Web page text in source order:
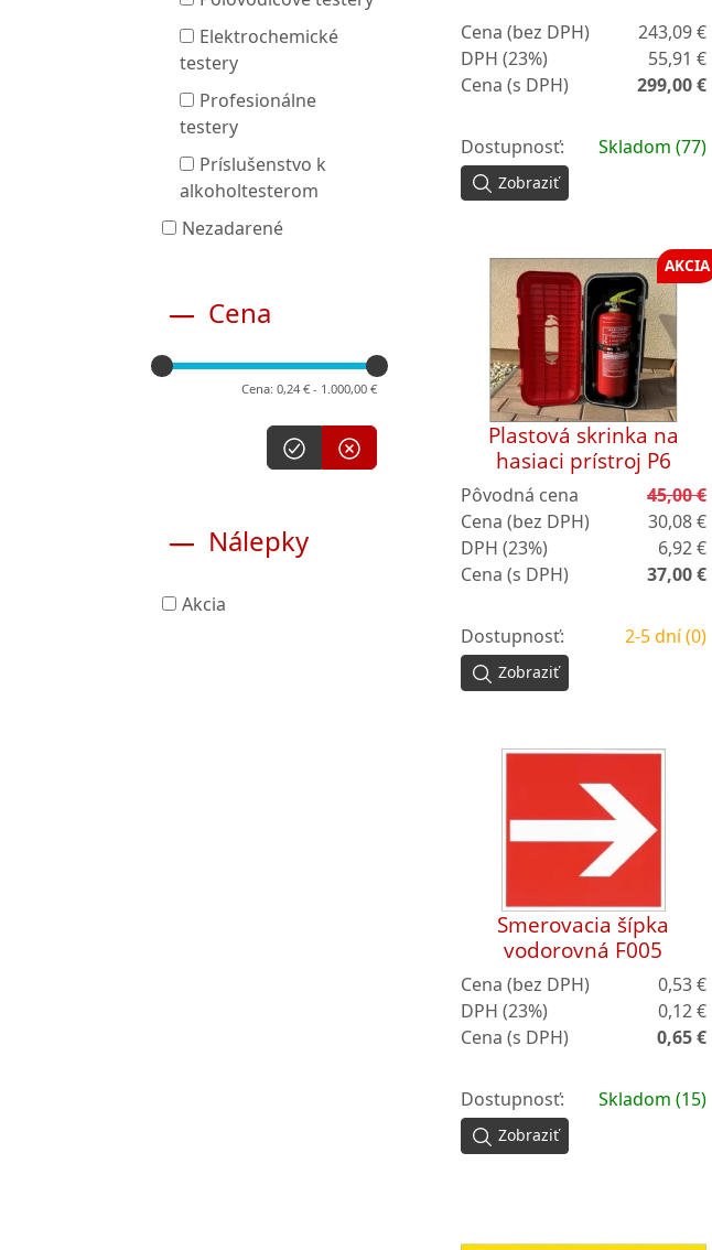
Elektrochemické
testery
Profesionálne
testery
Príslušenstvo k
alkoholtesterom
Nezadarené
Cena
Cena: 0,24 € - 1.000,00 €
Nálepky
Akcia
Cena (bez DPH)
243,09 €
DPH (23%)
55,91 €
Cena (s DPH)
299,00 €
Dostupnosť: Skladom (77)
Zobraziť
AKCIA
Plastová skrinka na
hasiaci prístroj P6
Pôvodná cena
45,00 €
Cena (bez DPH)
30,08 €
DPH (23%)
6,92 €
Cena (s DPH)
37,00 €
Dostupnosť: 2-5 dní (0)
Zobraziť
Smerovacia šípka
vodorovná F005
Cena (bez DPH)
0,53 €
DPH (23%)
0,12 €
Cena (s DPH)
0,65 €
Dostupnosť: Skladom (15)
Zobraziť